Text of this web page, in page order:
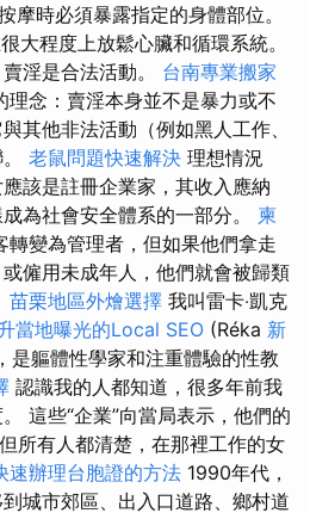
摩時必須暴露指定的身體部位。
大程度上放鬆心臟和循環系統。
淫是合法活動。 台南專業搬家
理念：賣淫本身並不是暴力或不
其他非法活動（例如黑人工作、
老鼠問題快速解決 理想情況
該是註冊企業家，其收入應納
為社會安全體系的一部分。 柬
轉變為管理者，但如果他們拿走
僱用未成年人，他們就會被歸類
苗栗地區外燴選擇 我叫雷卡‧凱克
當地曝光的Local SEO (Réka 新
是軀體性學家和注重體驗的性教
認識我的人都知道，很多年前我
這些“企業”向當局表示，他們的
所有人都清楚，在那裡工作的女
速辦理台胞證的方法 1990年代，
城市郊區、出入口道路、鄉村道